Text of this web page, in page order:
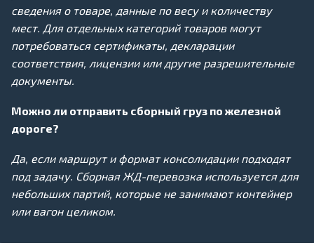
сведения о товаре, данные по весу и количеству
мест. Для отдельных категорий товаров могут
потребоваться сертификаты, декларации
соответствия, лицензии или другие разрешительные
документы.
Можно ли отправить сборный груз по железной
дороге?
Да, если маршрут и формат консолидации подходят
под задачу. Сборная ЖД-перевозка используется для
небольших партий, которые не занимают контейнер
или вагон целиком.